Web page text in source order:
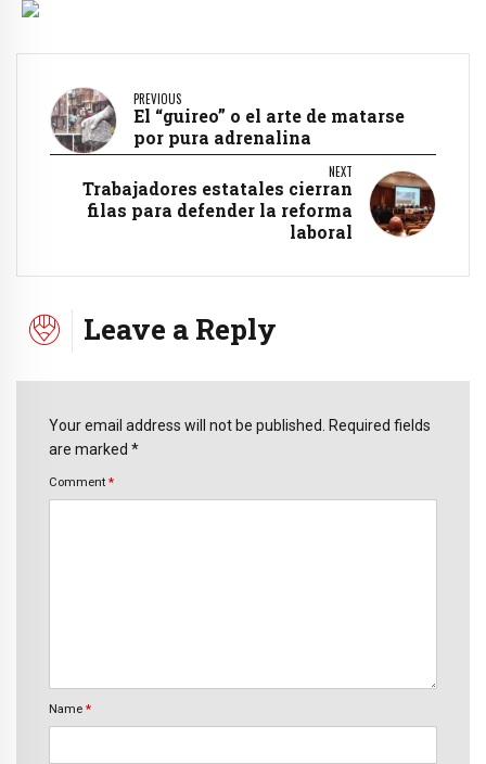
PREVIOUS
El “guireo” o el arte de matarse
por pura adrenalina
NEXT
Trabajadores estatales cierran
filas para defender la reforma
laboral
Leave a Reply
Your email address will not be published. Required fields
are marked *
Comment *
Name *